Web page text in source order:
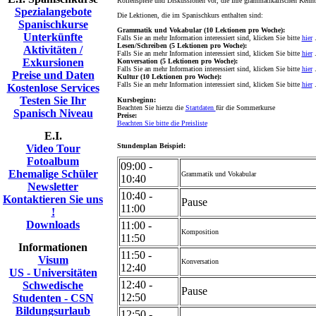
Spezialangebote
Spanischkurse
Unterkünfte
Aktivitäten /
Exkursionen
Preise und Daten
Kostenlose Services
Testen Sie Ihr
Spanisch Niveau
E.I.
Video Tour
Fotoalbum
Ehemalige Schüler
Newsletter
Kontaktieren Sie uns
!
Downloads
Informationen
Visum
US - Universitäten
Schwedische
Studenten - CSN
Bildungsurlaub
Die Lektionen, die im Spanischkurs enthalten sind:
Grammatik und Vokabular (10 Lektionen pro Woche):
Falls Sie an mehr Information interessiert sind, klicken Sie bitte hier.
Lesen/Schreiben (5 Lektionen pro Woche):
Falls Sie an mehr Information interessiert sind, klicken Sie bitte hier.
Konversation (5 Lektionen pro Woche):
Falls Sie an mehr Information interessiert sind, klicken Sie bitte hier.
Kultur (10 Lektionen pro Woche):
Falls Sie an mehr Information interessiert sind, klicken Sie bitte hier.
Kursbeginn:
Beachten Sie hierzu die Startdaten für die Sommerkurse
Preise:
Beachten Sie bitte die Preisliste
Stundenplan Beispiel:
09:00 -
10:40
Grammatik und Vokabular
10:40 -
11:00
Pause
11:00 -
11:50
Komposition
11:50 -
12:40
Konversation
12:40 -
12:50
Pause